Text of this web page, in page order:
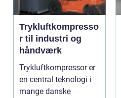
Trykluftkompresso
r til industri og
håndværk
Trykluftkompressor er
en central teknologi i
mange danske